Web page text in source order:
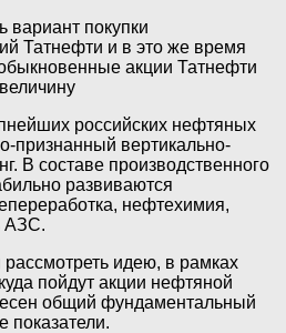
вариант покупки
Татнефти и в это же время
акции Татнефти
российских нефтяных
признанный вертикально-
В составе производственного
развиваются
нефтехимия,
АЗС.
идею, в рамках
пойдут акции нефтяной
общий фундаментальный
показатели.